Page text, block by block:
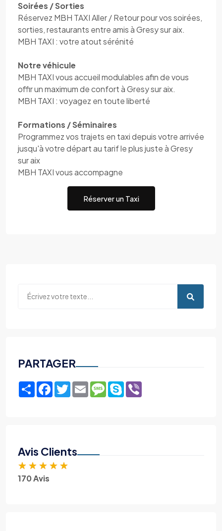
Soirées / Sorties
Réservez MBH TAXI Aller / Retour pour vos soirées,
sorties, restaurants entre amis à Gresy sur aix.
MBH TAXI : votre atout sérénité
Notre véhicule
MBH TAXI vous accueil modulables afin de vous
offir un maximum de confort à Gresy sur aix.
MBH TAXI : voyagez en toute liberté
Formations / Séminaires
Programmez vos trajets en taxi depuis votre arrivée
jusqu'à votre départ au tarif le plus juste à Gresy
sur aix
MBH TAXI vous accompagne
Réserver un Taxi
PARTAGER
ShareFacebook
TwitterEmailMessage
Skype
Avis Clients
★ ★ ★ ★ ★
170 Avis